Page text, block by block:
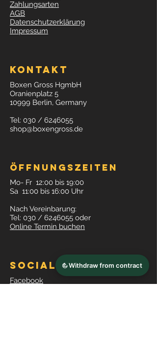
Zahlungsarten
AGB
Datenschutzerklärung
Impressum
Kontakt
Boxen Gross HgmbH
Oranienplatz 5
10999 Berlin, Germany
Tel: 030 / 6246055
shop@boxengross.de
Öffnungszeiten
Mo- Fr 12:00 bis 19:00
Sa 11:00 bis 16:00 Uhr
Nach Vereinbarung:
Tel: 030 / 6246055 oder
Online Termin buchen
Social media
Facebook